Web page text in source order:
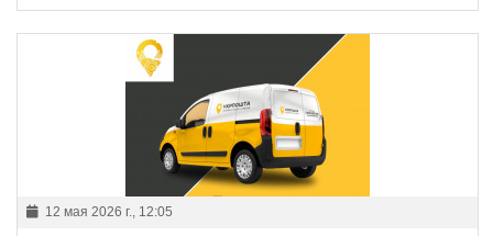
12 мая 2026 г., 12:05